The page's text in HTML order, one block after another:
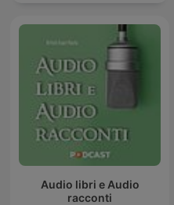
Audio libri e Audio
racconti